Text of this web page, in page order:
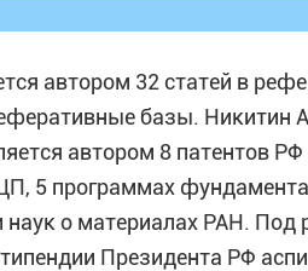
автором 32 статей в
базы. Никитин
автором 8 патентов
5 программах
наук о материалах РАН.
Президента РФ